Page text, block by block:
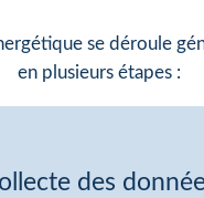
se déroule
en plusieurs étapes :
des